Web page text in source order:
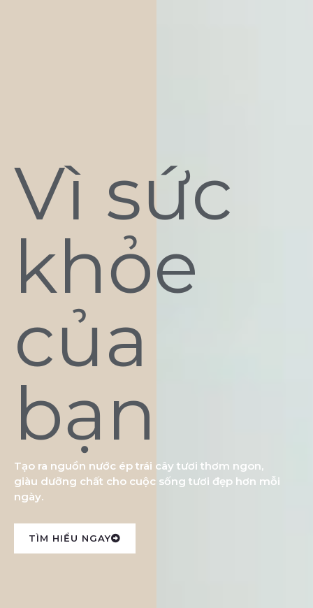
Vì sức
khỏe
của
bạn
Tạo ra nguồn nước ép trái cây tươi thơm ngon,
giàu dưỡng chất cho cuộc sống tươi đẹp hơn mỗi
ngày.
TÌM HIỂU NGAY